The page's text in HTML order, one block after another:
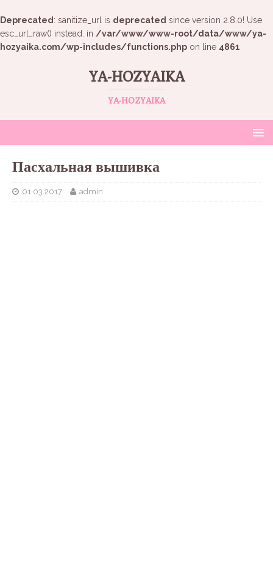
Deprecated : sanitize_url is deprecated since version 2.8.0! Use
esc_url_raw() instead. in /var/www/www-root/data/www/ya-
hozyaika.com/wp-includes/functions.php on line 4861
YA-HOZYAIKA
YA-HOZYAIKA
Пасхальная вышивка
01.03.2017 admin